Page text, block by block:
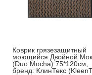
Коврик грязезащитный
моющийся Двойной
(Duo Mocha) 75*120см,
бренд: КлинТекс